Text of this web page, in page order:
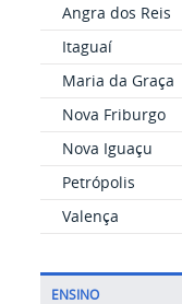
Angra dos Reis
Itaguaí
Maria da Graça
Nova Friburgo
Nova Iguaçu
Petrópolis
Valença
ENSINO